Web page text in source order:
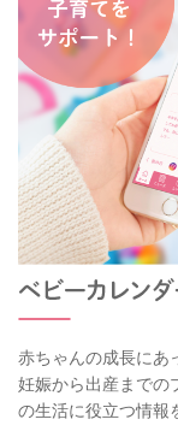
赤ちゃんの成長にあ
妊娠から出産までの
の生活に役立つ情報